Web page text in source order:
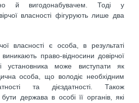
й вигодонабувачем. Тоді у
власності фігурують лише два
власності є особа, в результаті
право-відносини довірчої
установника може виступати як
особа, що володіє необхідним
та дієздатності. Також
держава в особі її органів, які